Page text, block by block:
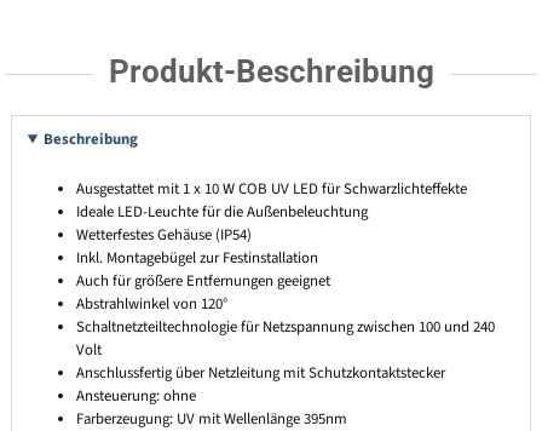
Produkt-Beschreibung
Beschreibung
Ausgestattet mit 1 x 10 W COB UV LED für Schwarzlichteffekte
Ideale LED-Leuchte für die Außenbeleuchtung
Wetterfestes Gehäuse (IP54)
Inkl. Montagebügel zur Festinstallation
Auch für größere Entfernungen geeignet
Abstrahlwinkel von 120°
Schaltnetzteiltechnologie für Netzspannung zwischen 100 und 240
Volt
Anschlussfertig über Netzleitung mit Schutzkontaktstecker
Ansteuerung: ohne
Farberzeugung: UV mit Wellenlänge 395nm